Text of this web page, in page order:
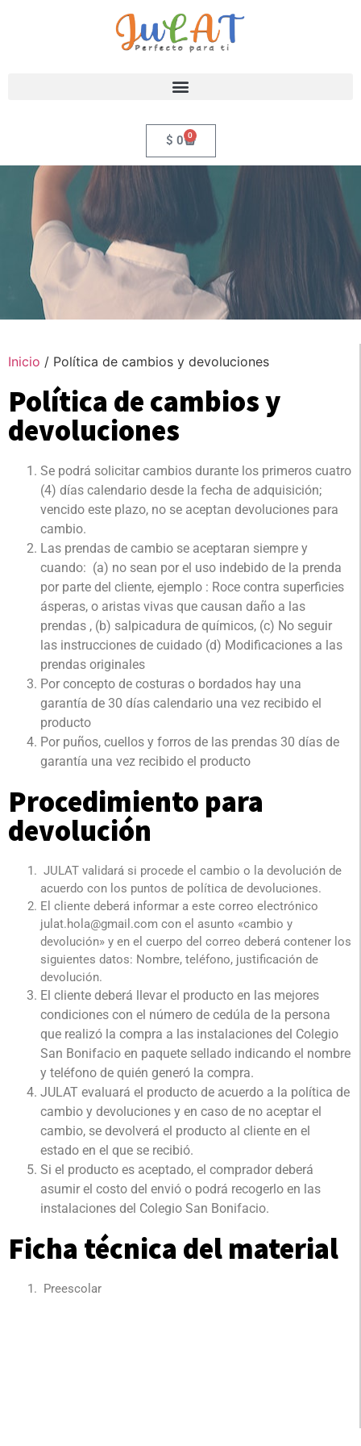
$ 0 0
Inicio / Política de cambios y devoluciones
Política de cambios y
devoluciones
Se podrá solicitar cambios durante los primeros cuatro
(4) días calendario desde la fecha de adquisición;
vencido este plazo, no se aceptan devoluciones para
cambio.
Las prendas de cambio se aceptaran siempre y
cuando: (a) no sean por el uso indebido de la prenda
por parte del cliente, ejemplo : Roce contra superficies
ásperas, o aristas vivas que causan daño a las
prendas , (b) salpicadura de químicos, (c) No seguir
las instrucciones de cuidado (d) Modificaciones a las
prendas originales
Por concepto de costuras o bordados hay una
garantía de 30 días calendario una vez recibido el
producto
Por puños, cuellos y forros de las prendas 30 días de
garantía una vez recibido el producto
Procedimiento para
devolución
JULAT validará si procede el cambio o la devolución de
acuerdo con los puntos de política de devoluciones.
El cliente deberá informar a este correo electrónico
julat.hola@gmail.com con el asunto «cambio y
devolución» y en el cuerpo del correo deberá contener los
siguientes datos: Nombre, teléfono, justificación de
devolución.
El cliente deberá llevar el producto en las mejores
condiciones con el número de cedúla de la persona
que realizó la compra a las instalaciones del Colegio
San Bonifacio en paquete sellado indicando el nombre
y teléfono de quién generó la compra.
JULAT evaluará el producto de acuerdo a la política de
cambio y devoluciones y en caso de no aceptar el
cambio, se devolverá el producto al cliente en el
estado en el que se recibió.
Si el producto es aceptado, el comprador deberá
asumir el costo del envió o podrá recogerlo en las
instalaciones del Colegio San Bonifacio.
Ficha técnica del material
Preescolar